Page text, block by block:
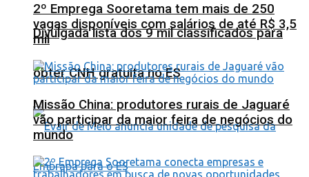
Divulgada lista dos 9 mil classificados para
obter CNH gratuita no ES
2º Emprega Sooretama tem mais de 250
vagas disponíveis com salários de até R$ 3,5
mil
Missão China: produtores rurais de Jaguaré
vão participar da maior feira de negócios do
mundo